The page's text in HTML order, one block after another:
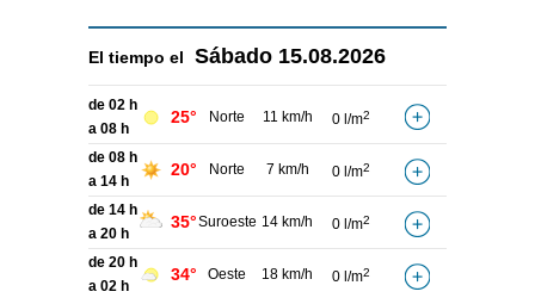
El tiempo el Sábado 15.08.2026
de 02 h
a 08 h
25° Norte 11 km/h 0 l/m2
de 08 h
a 14 h
20° Norte 7 km/h 0 l/m2
de 14 h
a 20 h
35°Suroeste 14 km/h 0 l/m2
de 20 h
a 02 h
34° Oeste 18 km/h 0 l/m2